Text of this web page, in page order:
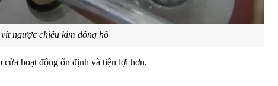
ngược chiều kim đồng hồ
cửa hoạt động ổn định và tiện lợi hơn.